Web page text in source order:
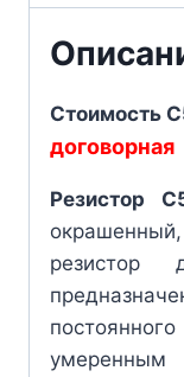
Стоимость
договорная
Резистор
резистор